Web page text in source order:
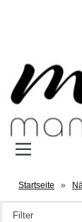
Startseite »
Filter